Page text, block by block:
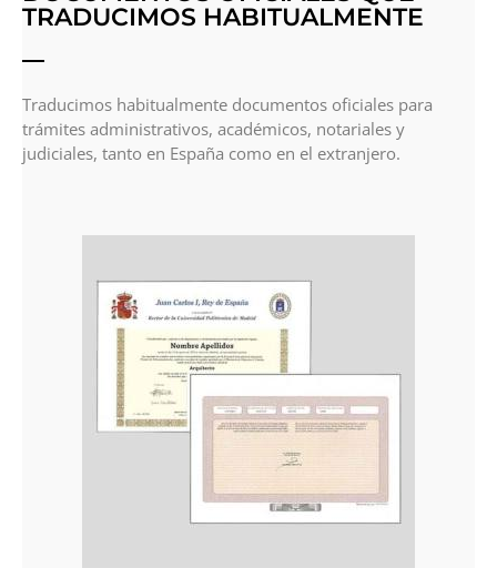
TRADUCIMOS HABITUALMENTE
Traducimos habitualmente documentos oficiales para
trámites administrativos, académicos, notariales y
judiciales, tanto en España como en el extranjero.